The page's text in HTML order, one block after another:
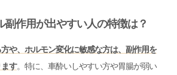
副作用が出やすい人の特徴は？
や、ホルモン変化に敏感な方は、副作用を
す。特に、車酔いしやすい方や胃腸が弱い